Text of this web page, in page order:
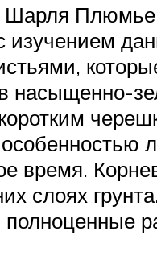
Шарля
насыщенно-
время.
слоях